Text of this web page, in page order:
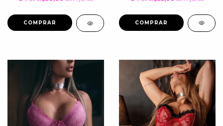
COMPRAR COMPRAR